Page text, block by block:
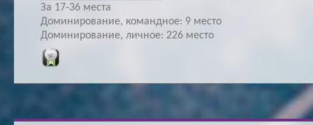
За 17-36 места
Доминирование, командное: 9 место
Доминирование, личное: 226 место